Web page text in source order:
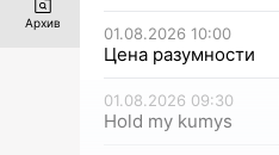
01.08.2026 10:00
Цена разумности
01.08.2026 09:30
Hold my kumys
Архив